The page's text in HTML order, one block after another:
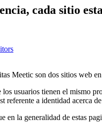
cada sitio
Meetic son dos sitios web
usuarios tienen el mismo
referente a identidad acerca
la generalidad de estas